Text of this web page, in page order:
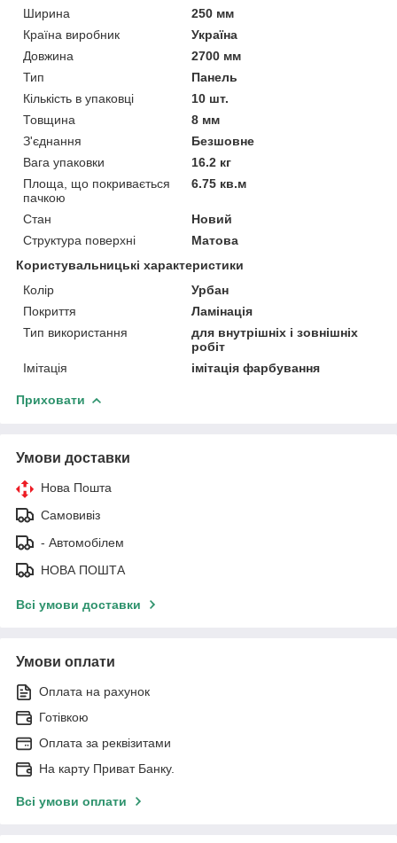
Ширина
250 мм
Країна виробник
Україна
Довжина
2700 мм
Тип
Панель
Кількість в упаковці
10 шт.
Товщина
8 мм
З'єднання
Безшовне
Вага упаковки
16.2 кг
Площа, що покривається
пачкою
6.75 кв.м
Стан
Новий
Структура поверхні
Матова
Користувальницькі характеристики
Колір
Урбан
Покриття
Ламінація
Тип використання
для внутрішніх і зовнішніх
робіт
Імітація
імітація фарбування
Приховати
Умови доставки
Нова Пошта
Самовивіз
- Автомобілем
НОВА ПОШТА
Всі умови доставки
Умови оплати
Оплата на рахунок
Готівкою
Оплата за реквізитами
На карту Приват Банку.
Всі умови оплати